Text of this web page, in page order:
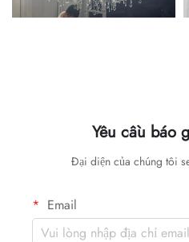
Yêu cầu báo
Đại diện của chúng tôi
Email